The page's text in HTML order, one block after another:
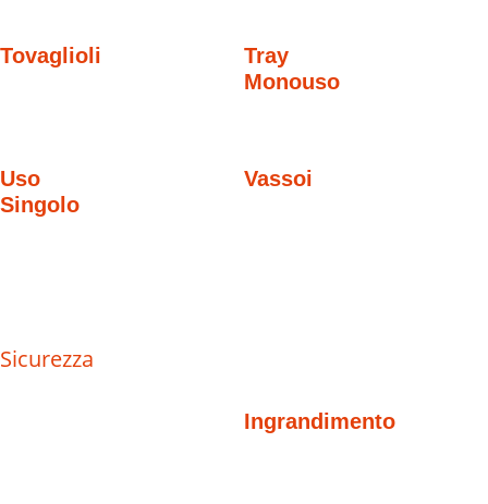
Tovaglioli
Tray
Monouso
Uso
Singolo
Vassoi
Sicurezza
Ingrandimento